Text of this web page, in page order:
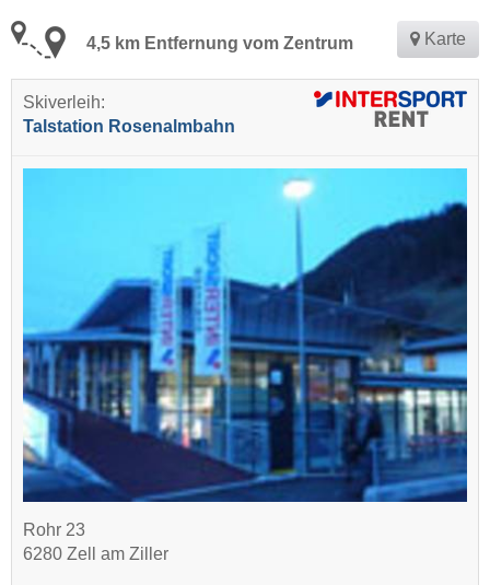
4,5 km Entfernung vom Zentrum Karte
Skiverleih:
Talstation Rosenalmbahn
Rohr 23
6280 Zell am Ziller